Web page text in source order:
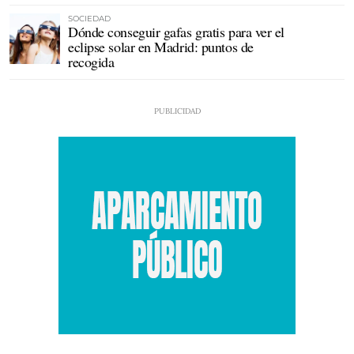
SOCIEDAD
Dónde conseguir gafas gratis para ver el
eclipse solar en Madrid: puntos de
recogida